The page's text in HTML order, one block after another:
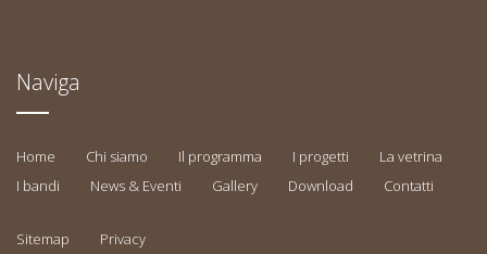
Naviga
Home Chi siamo Il programma I progetti
La vetrina
I bandi
News & Eventi Gallery Download Contatti
Sitemap Privacy